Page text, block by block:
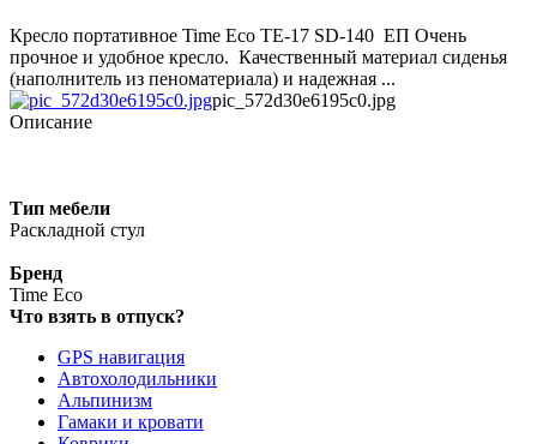
Кресло портативное Time Eco ТЕ-17 SD-140 ЕП Очень
прочное и удобное кресло. Качественный материал сиденья
(наполнитель из пеноматериала) и надежная ...
pic_572d30e6195c0.jpg
Описание
Тип мебели
Раскладной стул
Бренд
Time Eco
Что взять в отпуск?
GPS навигация
Автохолодильники
Альпинизм
Гамаки и кровати